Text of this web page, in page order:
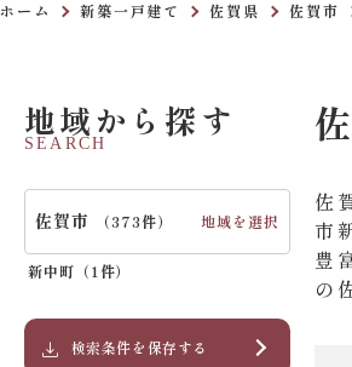
ホーム 新築一戸建て 佐賀県 佐賀市
佐
市
豊
の
地域から探す
SEARCH
佐賀市 （373件） 地域を選択
新中町（1件）
検索条件を保存する